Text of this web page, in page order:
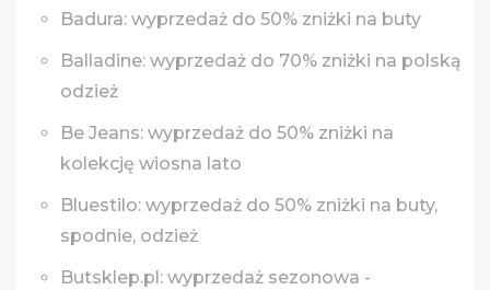
Badura: wyprzedaż do 50% zniżki na buty
Balladine: wyprzedaż do 70% zniżki na polską
odzież
Be Jeans: wyprzedaż do 50% zniżki na
kolekcję wiosna lato
Bluestilo: wyprzedaż do 50% zniżki na buty,
spodnie, odzież
Butsklep.pl: wyprzedaż sezonowa -